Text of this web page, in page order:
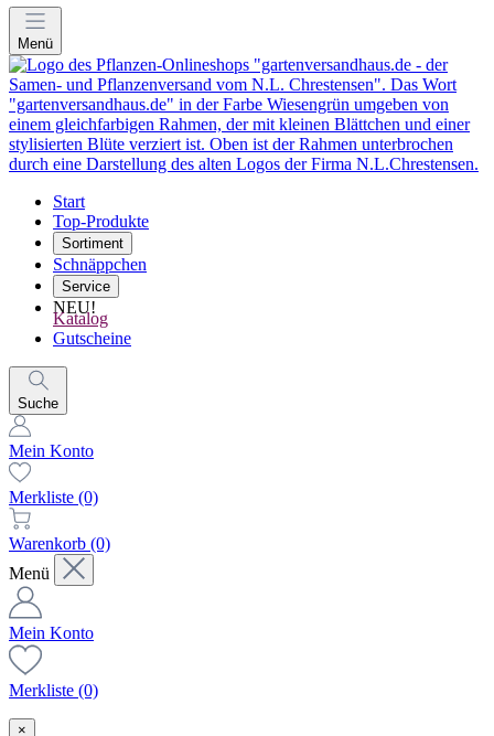
Menü
Start
Top-Produkte
Sortiment
Schnäppchen
Service
NEU!
Katalog
Gutscheine
Suche
Mein Konto
Merkliste (0)
Warenkorb (0)
Menü
Mein Konto
Merkliste (0)
×